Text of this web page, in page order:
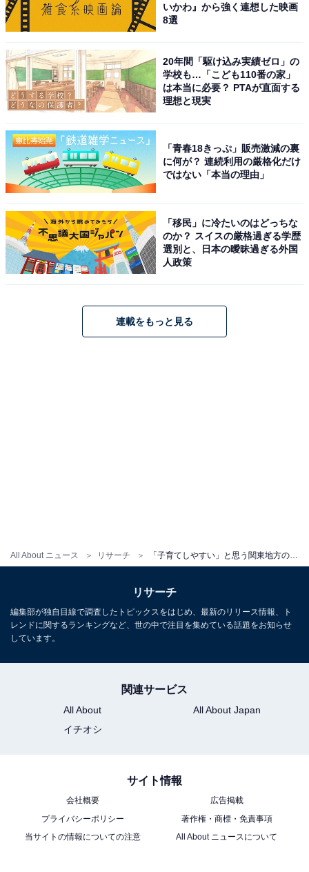
All About ニュース リサーチ 「子育てしやすい」と思う関東地方の都道府県ランキング！ 2位「神奈川県」、1位は？
いかわ』から強く連想した映画
8選
20年間「駆け込み実績ゼロ」の
学校も…「こども110番の家」
は本当に必要？ PTAが直面する
理想と現実
「青春18きっぷ」販売激減の裏
に何が？ 連続利用の厳格化だけ
ではない「本当の理由」
「移民」に冷たいのはどっちな
のか？ スイスの厳格過ぎる学歴
選別と、日本の曖昧過ぎる外国
人政策
連載をもっと見る
リサーチ
編集部が独自目線で調査したトピックスをはじめ、最新のリリース情報、ト
レンドに関するランキングなど、世の中で注目を集めている話題をお知らせ
しています。
関連サービス
All About
All About Japan
イチオシ
サイト情報
会社概要
広告掲載
プライバシーポリシー
著作権・商標・免責事項
当サイトの情報についての注意
All About ニュースについて